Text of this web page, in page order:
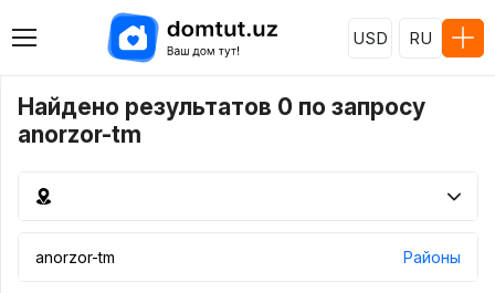
USD RU
Найдено результатов 0 по запросу
anorzor-tm
Районы